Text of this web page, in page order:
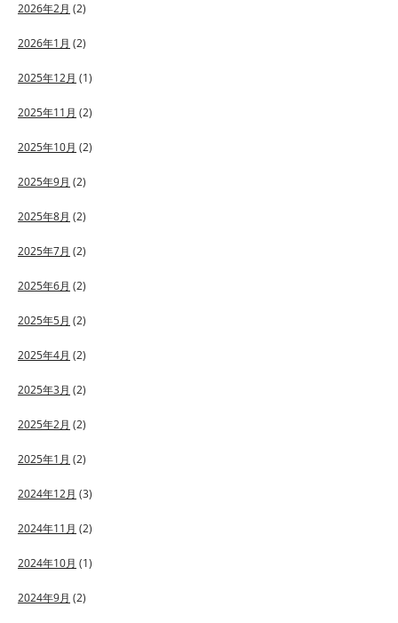
2026年2月 (2)
2026年1月 (2)
2025年12月 (1)
2025年11月 (2)
2025年10月 (2)
2025年9月 (2)
2025年8月 (2)
2025年7月 (2)
2025年6月 (2)
2025年5月 (2)
2025年4月 (2)
2025年3月 (2)
2025年2月 (2)
2025年1月 (2)
2024年12月 (3)
2024年11月 (2)
2024年10月 (1)
2024年9月 (2)